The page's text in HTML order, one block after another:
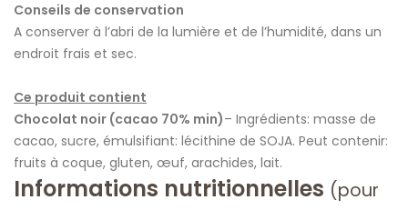
Conseils de conservation
A conserver à l’abri de la lumière et de l’humidité, dans un
endroit frais et sec.
Ce produit contient
Chocolat noir (cacao 70% min)– Ingrédients: masse de
cacao, sucre, émulsifiant: lécithine de SOJA. Peut contenir:
fruits à coque, gluten, œuf, arachides, lait.
Informations nutritionnelles (pour